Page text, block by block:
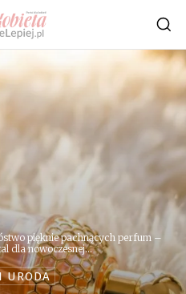
pięknie pachnących perfum –
dla nowoczesnej...
URODA